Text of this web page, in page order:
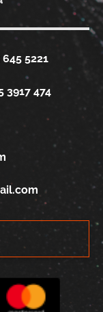
5221
3917 474